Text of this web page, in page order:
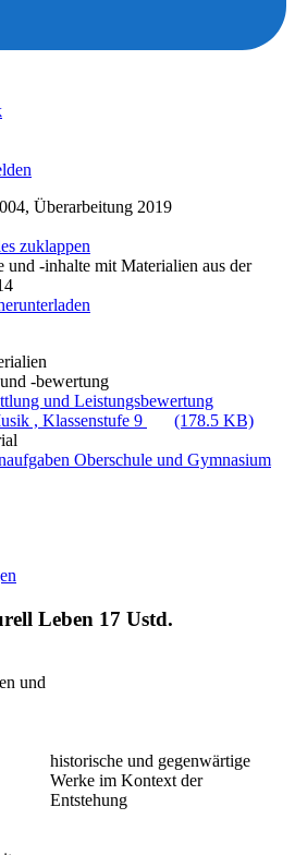
Überarbeitung 2019
zuklappen
und -inhalte mit Materialien aus der
-bewertung
und Leistungsbewertung
, Klassenstufe 9
(178.5 KB)
Oberschule und Gymnasium
Leben 17 Ustd.
und
historische und gegenwärtige
Werke im Kontext der
Entstehung